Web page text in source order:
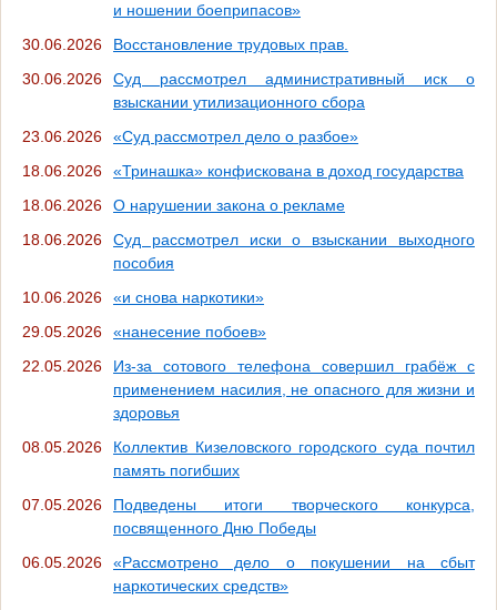
и ношении боеприпасов»
30.06.2026
Восстановление трудовых прав.
30.06.2026
Суд рассмотрел административный иск о
взыскании утилизационного сбора
23.06.2026
«Суд рассмотрел дело о разбое»
18.06.2026
«Тринашка» конфискована в доход государства
18.06.2026
О нарушении закона о рекламе
18.06.2026
Суд рассмотрел иски о взыскании выходного
пособия
10.06.2026
«и снова наркотики»
29.05.2026
«нанесение побоев»
22.05.2026
Из-за сотового телефона совершил грабёж с
применением насилия, не опасного для жизни и
здоровья
08.05.2026
Коллектив Кизеловского городского суда почтил
память погибших
07.05.2026
Подведены итоги творческого конкурса,
посвященного Дню Победы
06.05.2026
«Рассмотрено дело о покушении на сбыт
наркотических средств»